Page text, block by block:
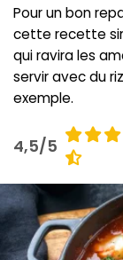
Cuisine pratique
L'actu cuisine
Pour un bon
cette recette
qui ravira les
servir avec du
exemple.
4,5/5